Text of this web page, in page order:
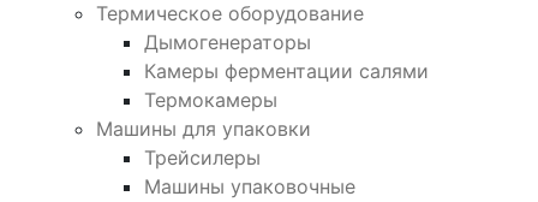
Термическое оборудование
Дымогенераторы
Камеры ферментации салями
Термокамеры
Машины для упаковки
Трейсилеры
Машины упаковочные